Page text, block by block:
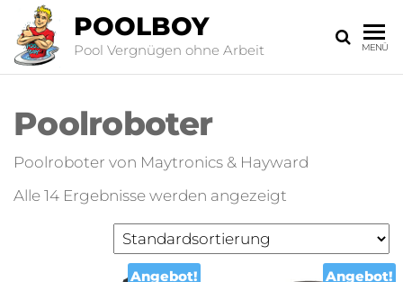
POOLBOY
Pool Vergnügen ohne Arbeit MENÜ
Poolroboter
Poolroboter von Maytronics & Hayward
Alle 14 Ergebnisse werden angezeigt
Angebot! Angebot!